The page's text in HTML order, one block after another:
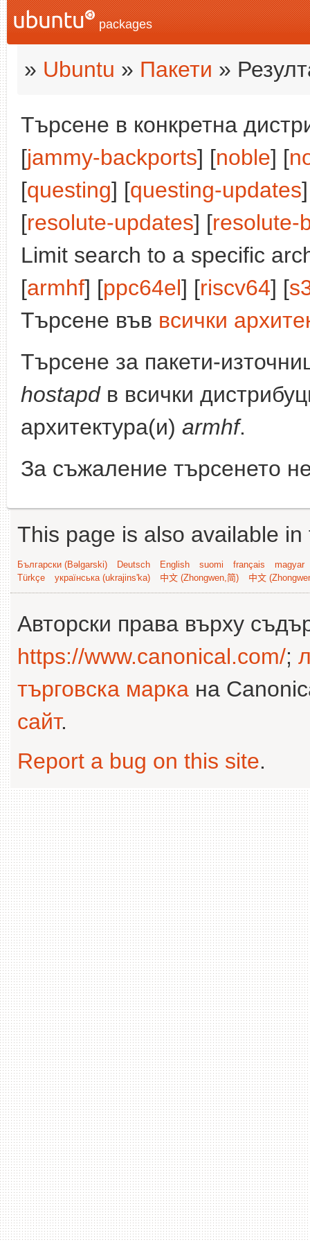
packages
» Ubuntu » Пакети »
Търсене в конкретна
[jammy-backports] [noble] [
[questing] [questing-updates
[resolute-updates] [resolute-
Limit search to a specific
[armhf] [ppc64el] [riscv64] [
Търсене във всички
Търсене за пакети-
hostapdв всички
архитектура(и) armhf.
За съжаление търсенето
This page is also available
Български (Bəlgarski) Deutsch English suomi français
magyar
Türkçe
українська (ukrajins'ka) 中文 (Zhongwen,简) 中文
Авторски права върху
https://www.canonical.com/;
търговска марка на
сайт.
Report a bug on this site.